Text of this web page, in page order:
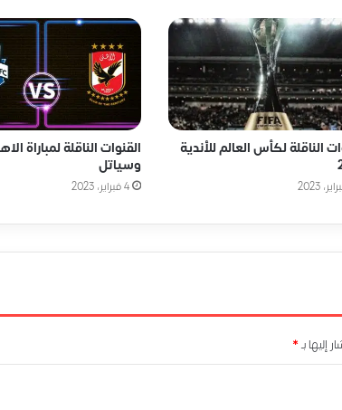
الناقلة لكأس العالم للأندية
القنوات الناقلة لمباراة
وسياتل
4 فبراير، 2023
إليها بـ*